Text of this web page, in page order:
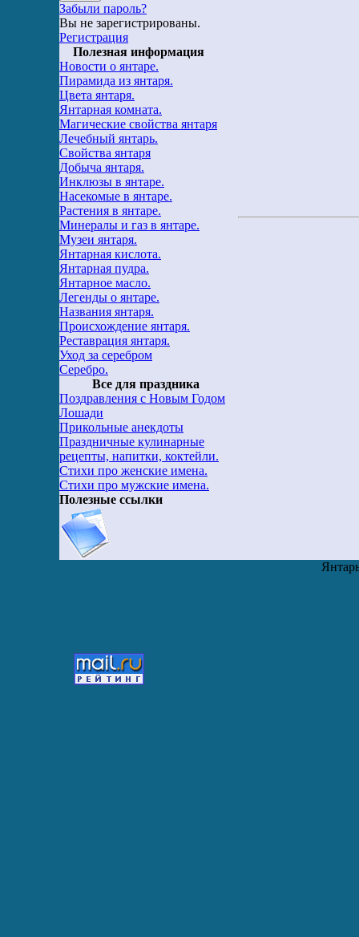
Забыли пароль?
Вы не зарегистрированы.
Регистрация
Полезная информация
Новости о янтаре.
Пирамида из янтаря.
Цвета янтаря.
Янтарная комната.
Магические свойства янтаря
Лечебный янтарь.
Свойства янтаря
Добыча янтаря.
Инклюзы в янтаре.
Насекомые в янтаре.
Растения в янтаре.
Минералы и газ в янтаре.
Музеи янтаря.
Янтарная кислота.
Янтарная пудра.
Янтарное масло.
Легенды о янтаре.
Названия янтаря.
Происхождение янтаря.
Реставрация янтаря.
Уход за серебром
Серебро.
Все для праздника
Поздравления с Новым Годом
Лошади
Прикольные анекдоты
Праздничные кулинарные
рецепты, напитки, коктейли.
Стихи про женские имена.
Стихи про мужские имена.
Полезные ссылки